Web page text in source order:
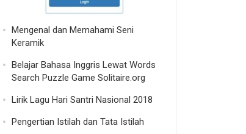
Mengenal dan Memahami Seni
Keramik
Belajar Bahasa Inggris Lewat Words
Search Puzzle Game Solitaire.org
Lirik Lagu Hari Santri Nasional 2018
Pengertian Istilah dan Tata Istilah